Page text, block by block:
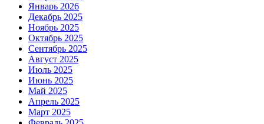
Январь 2026
Декабрь 2025
Ноябрь 2025
Октябрь 2025
Сентябрь 2025
Август 2025
Июль 2025
Июнь 2025
Май 2025
Апрель 2025
Март 2025